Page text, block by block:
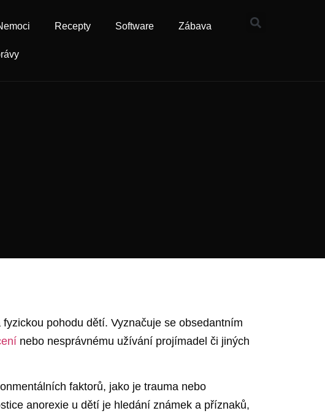
Recepty Software Zábava
pohodu dětí. Vyznačuje se obsedantním
nebo nesprávnému užívání projímadel či jiných
faktorů, jako je trauma nebo
anorexie u dětí je hledání známek a příznaků,